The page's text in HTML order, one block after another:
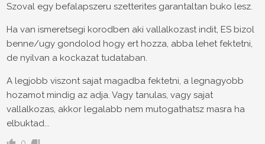
Szoval egy befalapszeru szetterites garantaltan buko lesz.
Ha van ismeretsegi korodben aki vallalkozast indit, ES bizol
benne/ugy gondolod hogy ert hozza, abba lehet fektetni,
de nyilvan a kockazat tudataban.
A legjobb viszont sajat magadba fektetni, a legnagyobb
hozamot mindig az adja. Vagy tanulas, vagy sajat
vallalkozas, akkor legalabb nem mutogathatsz masra ha
elbuktad...